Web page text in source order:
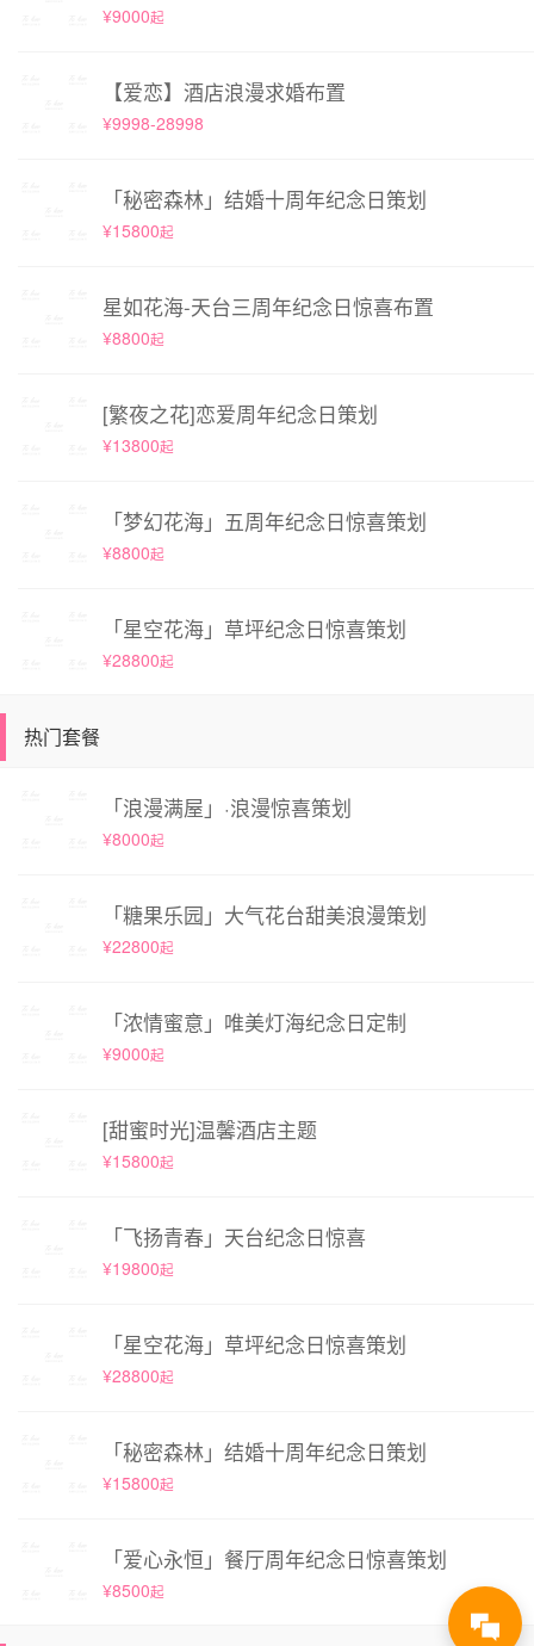
¥9000起
【爱恋】酒店浪漫求婚布置
¥9998-28998
「秘密森林」结婚十周年纪念日策划
¥15800起
星如花海-天台三周年纪念日惊喜布置
¥8800起
[繁夜之花]恋爱周年纪念日策划
¥13800起
「梦幻花海」五周年纪念日惊喜策划
¥8800起
「星空花海」草坪纪念日惊喜策划
¥28800起
热门套餐
「浪漫满屋」·浪漫惊喜策划
¥8000起
「糖果乐园」大气花台甜美浪漫策划
¥22800起
「浓情蜜意」唯美灯海纪念日定制
¥9000起
[甜蜜时光]温馨酒店主题
¥15800起
「飞扬青春」天台纪念日惊喜
¥19800起
「星空花海」草坪纪念日惊喜策划
¥28800起
「秘密森林」结婚十周年纪念日策划
¥15800起
「爱心永恒」餐厅周年纪念日惊喜策划
¥8500起